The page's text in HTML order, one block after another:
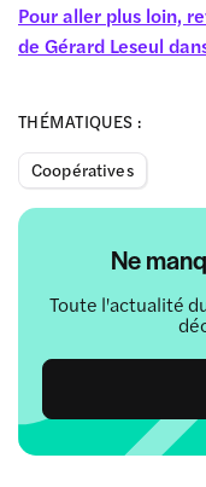
THÉMATIQUES :
Coopératives
Ne
Toute l'actualité
Pour aller plus loin,
de Gérard Leseul